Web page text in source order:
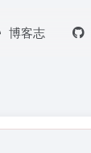
博客志